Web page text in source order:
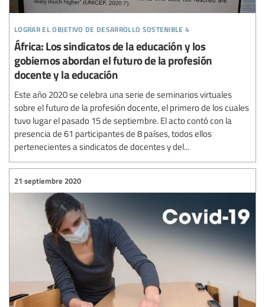
lograr el objetivo de desarrollo sostenible 4
África: Los sindicatos de la educación y los
gobiernos abordan el futuro de la profesión
docente y la educación
Este año 2020 se celebra una serie de seminarios virtuales
sobre el futuro de la profesión docente, el primero de los cuales
tuvo lugar el pasado 15 de septiembre. El acto contó con la
presencia de 61 participantes de 8 países, todos ellos
pertenecientes a sindicatos de docentes y del...
21 septiembre 2020